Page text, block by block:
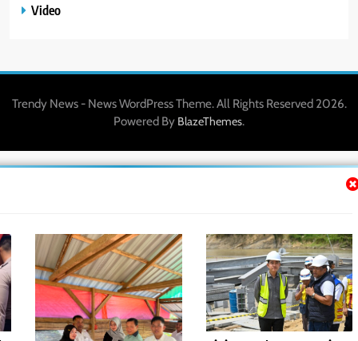
Video
Trendy News - News WordPress Theme. All Rights Reserved 2026.
Powered By BlazeThemes.